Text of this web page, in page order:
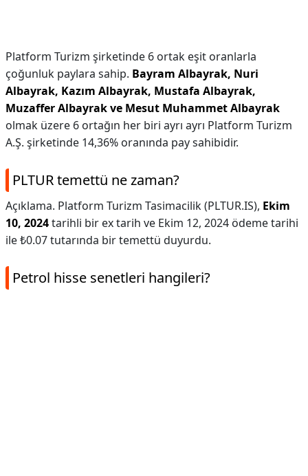
Platform Turizm şirketinde 6 ortak eşit oranlarla
çoğunluk paylara sahip. Bayram Albayrak, Nuri
Albayrak, Kazım Albayrak, Mustafa Albayrak,
Muzaffer Albayrak ve Mesut Muhammet Albayrak
olmak üzere 6 ortağın her biri ayrı ayrı Platform Turizm
A.Ş. şirketinde 14,36% oranında pay sahibidir.
PLTUR temettü ne zaman?
Açıklama. Platform Turizm Tasimacilik (PLTUR.IS), Ekim
10, 2024tarihli bir ex tarih ve Ekim 12, 2024 ödeme tarihi
ile ₺0.07 tutarında bir temettü duyurdu.
Petrol hisse senetleri hangileri?